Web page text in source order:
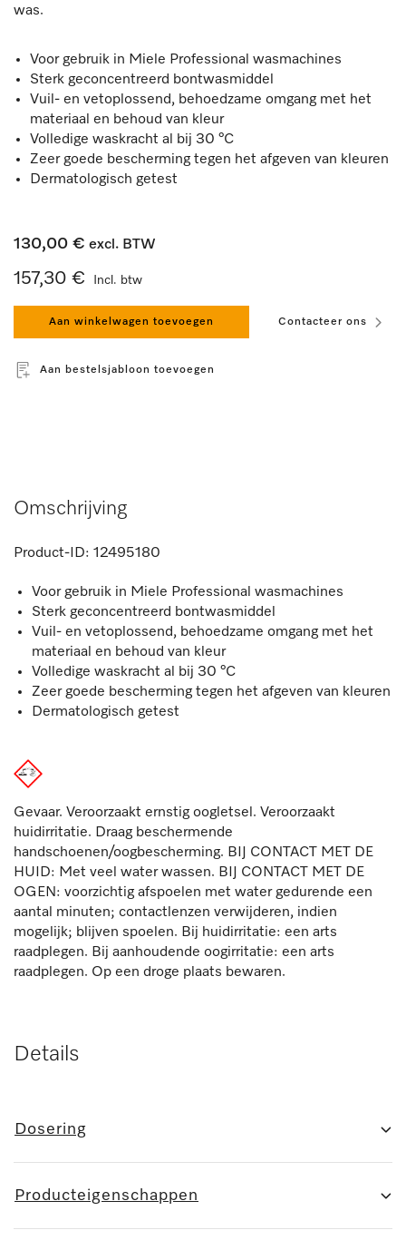
was.
Voor gebruik in Miele Professional wasmachines
Sterk geconcentreerd bontwasmiddel
Vuil- en vetoplossend, behoedzame omgang met het
materiaal en behoud van kleur
Volledige waskracht al bij 30 °C
Zeer goede bescherming tegen het afgeven van kleuren
Dermatologisch getest
130,00 € excl. BTW
157,30 € Incl. btw
Aan winkelwagen toevoegen Contacteer ons
Aan bestelsjabloon toevoegen
Omschrijving
Product-ID: 12495180
Voor gebruik in Miele Professional wasmachines
Sterk geconcentreerd bontwasmiddel
Vuil- en vetoplossend, behoedzame omgang met het
materiaal en behoud van kleur
Volledige waskracht al bij 30 °C
Zeer goede bescherming tegen het afgeven van kleuren
Dermatologisch getest
Gevaar. Veroorzaakt ernstig oogletsel. Veroorzaakt
huidirritatie. Draag beschermende
handschoenen/oogbescherming. BIJ CONTACT MET DE
HUID: Met veel water wassen. BIJ CONTACT MET DE
OGEN: voorzichtig afspoelen met water gedurende een
aantal minuten; contactlenzen verwijderen, indien
mogelijk; blijven spoelen. Bij huidirritatie: een arts
raadplegen. Bij aanhoudende oogirritatie: een arts
raadplegen. Op een droge plaats bewaren.
Details
Dosering
Producteigenschappen